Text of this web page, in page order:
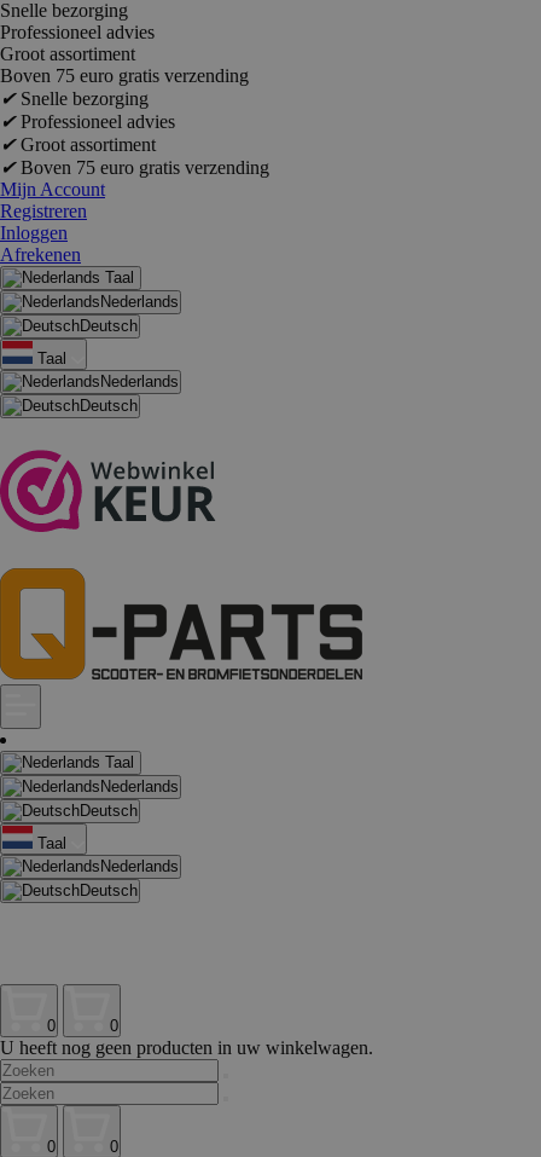
Snelle bezorging
Professioneel advies
Groot assortiment
Boven 75 euro gratis verzending
✔Snelle bezorging
✔Professioneel advies
✔Groot assortiment
✔Boven 75 euro gratis verzending
Mijn Account
Registreren
Inloggen
Afrekenen
Taal
Nederlands
Deutsch
Taal
Nederlands
Deutsch
Taal
Nederlands
Deutsch
Taal
Nederlands
Deutsch
0 0
U heeft nog geen producten in uw winkelwagen.
0 0